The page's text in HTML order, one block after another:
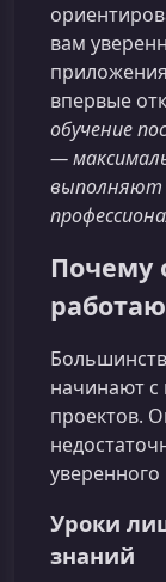
вам
впервые
обучение
—
выполняют
Почему
начинают с
проектов.
Уроки
знаний